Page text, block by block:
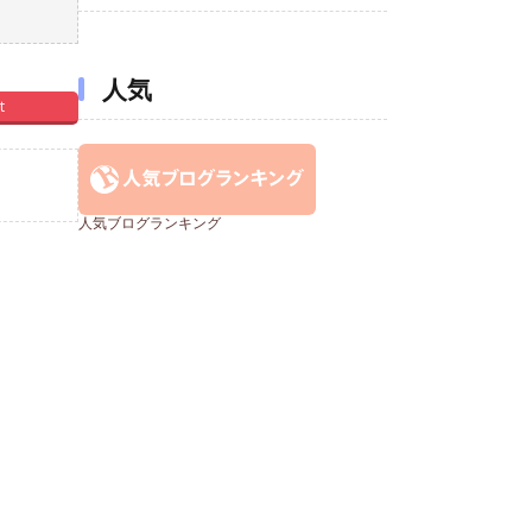
人気
人気ブログランキング